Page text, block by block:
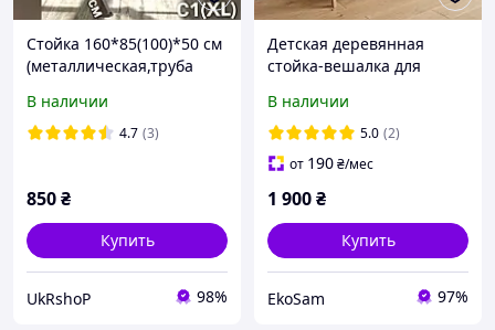
Стойка 160*85(100)*50 см
(металлическая,труба
одежды одинарная,
вешалку для вещей С1(XL)
В наличии
4.7 (3)
850₴
Купить
UkRshoP 98%
Детская деревянная
стойка-вешалка для
с полкой (118 см)
В наличии
5.0 (2)
от 190₴/мес
1 900₴
Купить
EkoSam 97%